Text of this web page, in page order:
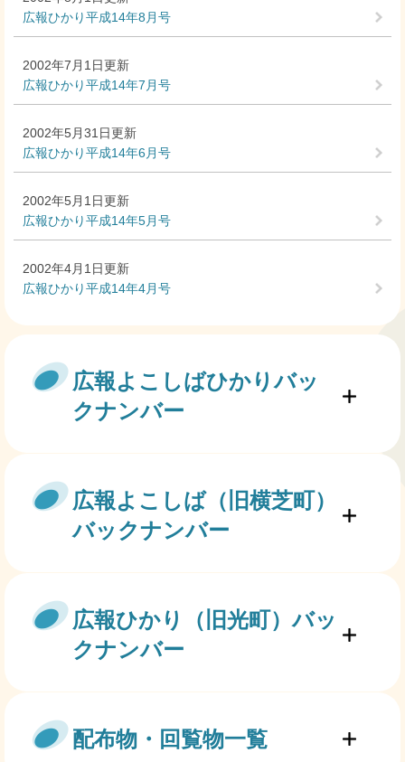
広報ひかり平成14年8月号
2002年7月1日更新
広報ひかり平成14年7月号
2002年5月31日更新
広報ひかり平成14年6月号
2002年5月1日更新
広報ひかり平成14年5月号
2002年4月1日更新
広報ひかり平成14年4月号
広報よこしばひかりバッ
クナンバー
広報よこしば（旧横芝町）
バックナンバー
広報ひかり（旧光町）バッ
クナンバー
配布物・回覧物一覧